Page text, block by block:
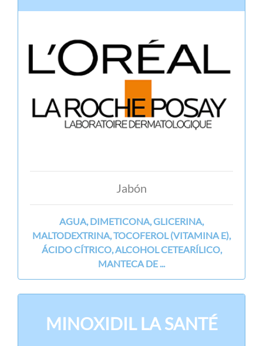
Jabón
AGUA, DIMETICONA, GLICERINA,
MALTODEXTRINA, TOCOFEROL (VITAMINA E),
ÁCIDO CÍTRICO, ALCOHOL CETEARÍLICO,
MANTECA DE ...
MINOXIDIL LA SANTÉ